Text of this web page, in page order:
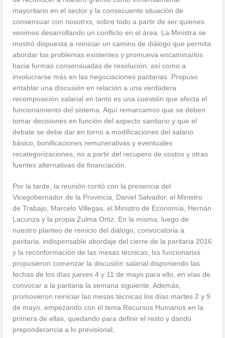
mayoritario en el sector y la consecuente situación de
consensuar con nosotrxs, sobre todo a partir de ser quienes
venimos desarrollando un conflicto en el área. La Ministra se
mostró dispuesta a reiniciar un camino de diálogo que permita
abordar los problemas existentes y promueva encaminarlos
hacia formas consensuadas de resolución, así como a
involucrarse más en las negociaciones paritarias .Propuso
entablar una discusión en relación a una verdadera
recomposición salarial en tanto es una cuestión que afecta el
funcionamiento del sistema. Aquí remarcamos que se deben
tomar decisiones en función del aspecto sanitario y que el
debate se debe dar en torno a modificaciones del salario
básico, bonificaciones remunerativas y eventuales
recategorizaciones, no a partir del recupero de costos y otras
fuentes alternativas de financiación.
Por la tarde, la reunión contó con la presencia del
Vicegobernador de la Provincia, Daniel Salvador, el Ministro
de Trabajo, Marcelo Villegas, el Ministro de Economía, Hernán
Lacunza y la propia Zulma Ortiz. En la misma, luego de
nuestro planteo de reinicio del diálogo, convocatoria a
paritaria, indispensable abordaje del cierre de la paritaria 2016
y la reconformación de las mesas técnicas, lxs funcionarixs
propusieron comenzar la discusión salarial disponiendo las
fechas de los días jueves 4 y 11 de mayo para ello, en vías de
convocar a la paritaria la semana siguiente. Además,
promovieron reiniciar las mesas técnicas los días martes 2 y 9
de mayo, empezando con el tema Recursos Humanos en la
primera de ellas, quedando para definir el resto y dando
preponderancia a lo previsional,